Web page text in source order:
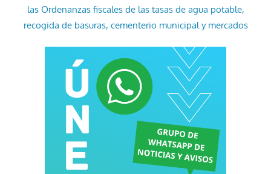
las Ordenanzas fiscales de las tasas de agua potable,
recogida de basuras, cementerio municipal y mercados